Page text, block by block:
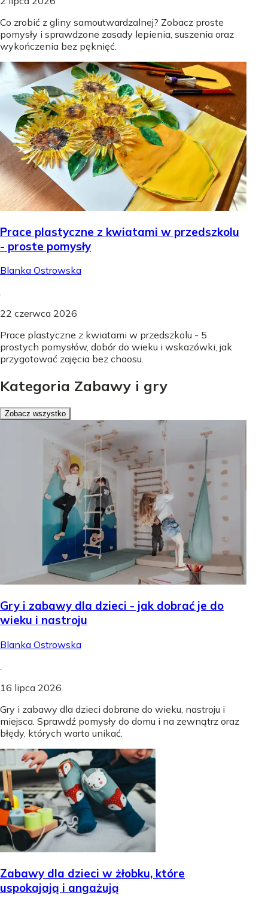
Co zrobić z gliny samoutwardzalnej? Zobacz proste
pomysły i sprawdzone zasady lepienia, suszenia oraz
wykończenia bez pęknięć.
Prace plastyczne z kwiatami w przedszkolu
- proste pomysły
Blanka Ostrowska
.
22 czerwca 2026
Prace plastyczne z kwiatami w przedszkolu - 5
prostych pomysłów, dobór do wieku i wskazówki, jak
przygotować zajęcia bez chaosu.
Kategoria Zabawy i gry
Zobacz wszystko
Gry i zabawy dla dzieci - jak dobrać je do
wieku i nastroju
Blanka Ostrowska
16 lipca 2026
Gry i zabawy dla dzieci dobrane do wieku, nastroju i
miejsca. Sprawdź pomysły do domu i na zewnątrz oraz
błędy, których warto unikać.
Zabawy dla dzieci w żłobku, które
uspokajają i angażują